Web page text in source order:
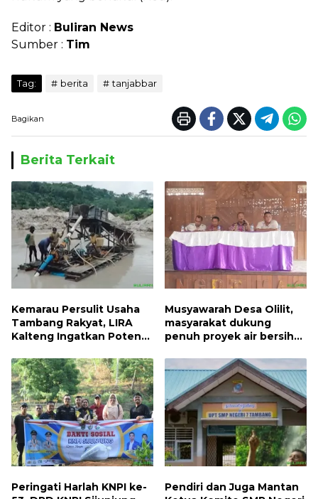
Editor : Buliran News
Sumber : Tim
Tag: berita tanjabbar
Bagikan
Berita Terkait
Kemarau Persulit Usaha
Tambang Rakyat, LIRA
Kalteng Ingatkan Potensi
Hidup
Musyawarah Desa Olilit,
masyarakat dukung
penuh proyek air bersih
Peringati Harlah KNPI ke-
Pendiri dan Juga Mantan